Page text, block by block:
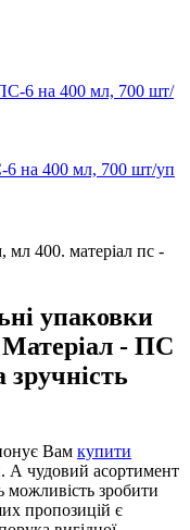
6 на 400 мл, 700 шт/уп
упаковки
- ПС
Вам купити
А чудовий асортимент
можливість зробити
пропозицій є